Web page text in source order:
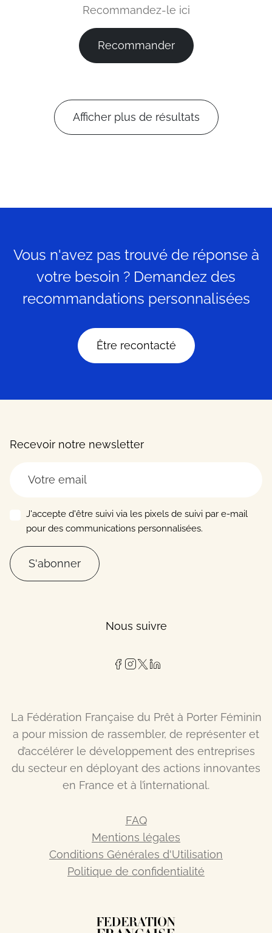
Recommandez-le ici
Recommander
Afficher plus de résultats
Vous n'avez pas trouvé de réponse à
votre besoin ? Demandez des
recommandations personnalisées
Être recontacté
Recevoir notre newsletter
J'accepte d'être suivi via les pixels de suivi par e-mail
pour des communications personnalisées.
S'abonner
Nous suivre
La Fédération Française du Prêt à Porter Féminin
a pour mission de rassembler, de représenter et
d’accélérer le développement des entreprises
du secteur en déployant des actions innovantes
en France et à l’international.
FAQ
Mentions légales
Conditions Générales d'Utilisation
Politique de confidentialité